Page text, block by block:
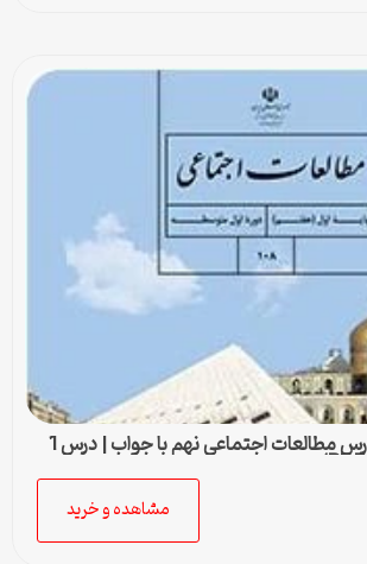
سوالات درس به درس مطالعات اجتماعی نهم با جواب | درس 1
مشاهده و خرید